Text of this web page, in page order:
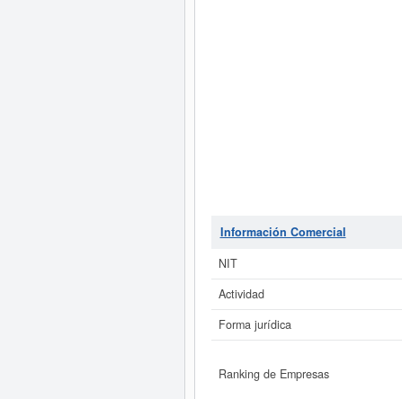
Información Comercial
NIT
Actividad
Forma jurídica
Ranking de Empresas